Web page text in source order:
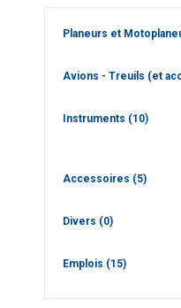
Planeurs et
Avions - Treuils (et
Instruments (10)
Accessoires (5)
Divers (0)
Emplois (15)